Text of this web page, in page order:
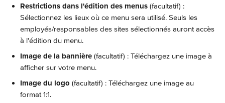
Restrictions dans l'édition des menus (facultatif) :
Sélectionnez les lieux où ce menu sera utilisé. Seuls les
employés/responsables des sites sélectionnés auront accès
à l'édition du menu.
Image de la bannière (facultatif) : Téléchargez une image à
afficher sur votre menu.
Image du logo (facultatif) : Téléchargez une image au
format 1:1.